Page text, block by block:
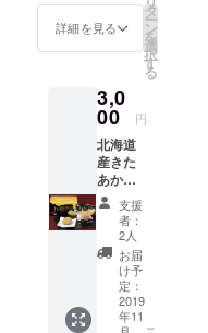
ｇ
詳細を見る
タ
ー
ン
を
選
択
す
る
3,0
00 円
北海道
産きた
あか
り・バ
ター使
用 じゃ
がバ
ター5個
入り 3
支援
者：
2人
お届
け予
定：
2019
年11